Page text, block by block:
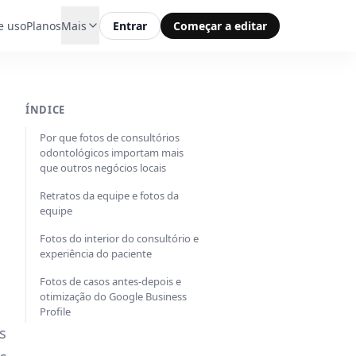
usoPlanosMais Entrar Começar a editar
ÍNDICE
Por que fotos de consultórios
odontológicos importam mais
que outros negócios locais
Retratos da equipe e fotos da
equipe
Fotos do interior do consultório e
experiência do paciente
Fotos de casos antes-depois e
otimização do Google Business
Profile